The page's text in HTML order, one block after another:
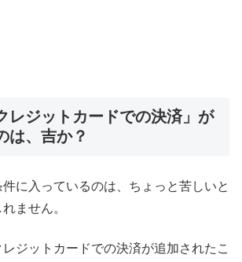
レジットカードでの決済」が
は、吉か？
に入っているのは、ちょっと苦しいと
ません。
ジットカードでの決済が追加されたこ